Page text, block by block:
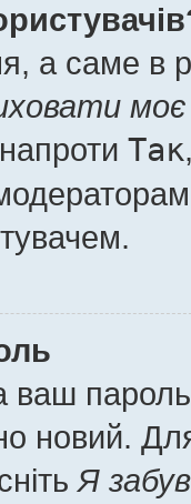
а саме в
моє
Так
ваш
новий.
Я